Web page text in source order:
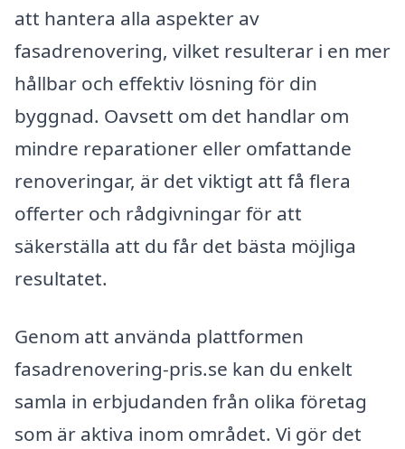
att hantera alla aspekter av
fasadrenovering, vilket resulterar i en mer
hållbar och effektiv lösning för din
byggnad. Oavsett om det handlar om
mindre reparationer eller omfattande
renoveringar, är det viktigt att få flera
offerter och rådgivningar för att
säkerställa att du får det bästa möjliga
resultatet.
Genom att använda plattformen
fasadrenovering-pris.se kan du enkelt
samla in erbjudanden från olika företag
som är aktiva inom området. Vi gör det